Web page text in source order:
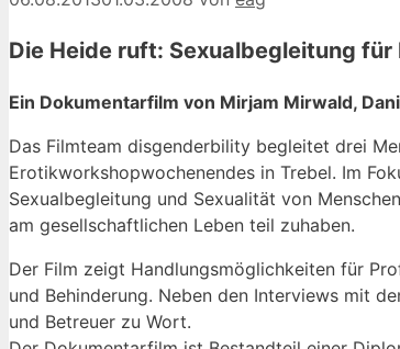
Die Heide ruft: Sexualbegleitung
Ein Dokumentarfilm von Mirjam Mirwald,
Das Filmteam disgenderbility begleitet drei
Erotikworkshopwochenendes in Trebel. Im
Sexualbegleitung und Sexualität von
am gesellschaftlichen Leben teil zuhaben.
Der Film zeigt Handlungsmöglichkeiten für
und Behinderung. Neben den Interviews mit
und Betreuer zu Wort.